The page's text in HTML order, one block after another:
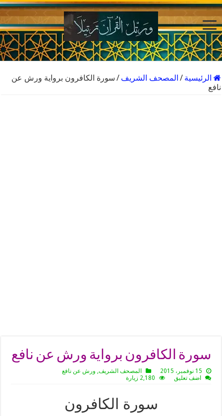
الرئيسية / المصحف الشريف / سورة الكافرون برواية ورش عن
نافع
سورة الكافرون برواية ورش عن نافع
15 نوفمبر، 2015 المصحف الشريف, ورش عن نافع
اضف تعليق
2,180 زيارة
سورة الكافرون